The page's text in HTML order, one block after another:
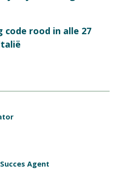
code rood in alle 27
Agent